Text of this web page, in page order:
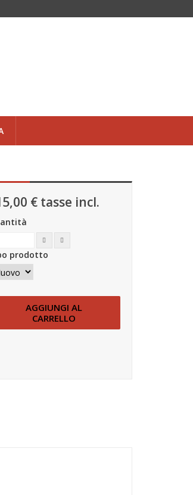
€tasse incl.
prodotto
AGGIUNGI AL
CARRELLO